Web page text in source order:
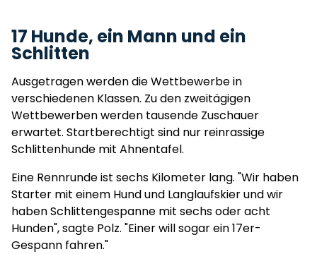
17 Hunde, ein Mann und ein
Schlitten
Ausgetragen werden die Wettbewerbe in
verschiedenen Klassen. Zu den zweitägigen
Wettbewerben werden tausende Zuschauer
erwartet. Startberechtigt sind nur reinrassige
Schlittenhunde mit Ahnentafel.
Eine Rennrunde ist sechs Kilometer lang. "Wir haben
Starter mit einem Hund und Langlaufskier und wir
haben Schlittengespanne mit sechs oder acht
Hunden", sagte Polz. "Einer will sogar ein 17er-
Gespann fahren."